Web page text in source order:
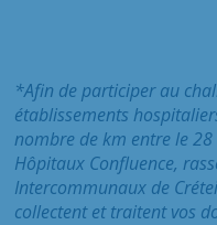
*Afin de participer au
établissements
nombre de km entre le
Hôpitaux Confluence,
Intercommunaux de
collectent et traitent vos